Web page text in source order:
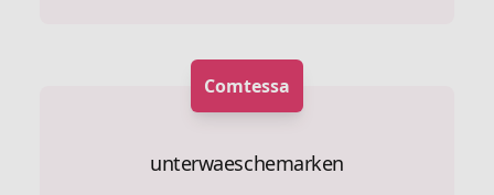
Comtessa
unterwaeschemarken